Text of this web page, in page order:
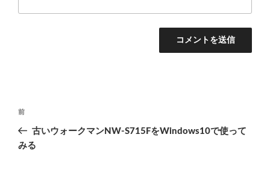
投
ナ
前
の
投
前
古いウォークマンNW-S715FをWindows10で使って
みる